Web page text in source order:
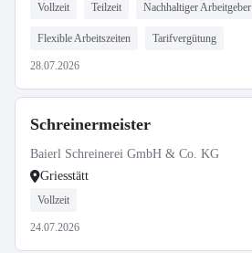
Vollzeit Teilzeit Nachhaltiger Arbeitgeber
Flexible Arbeitszeiten Tarifvergütung
28.07.2026
Schreinermeister
Baierl Schreinerei GmbH & Co. KG
Griesstätt
Vollzeit
24.07.2026